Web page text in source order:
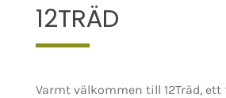
12TRÄD
Varmt välkommen till 12Träd, ett